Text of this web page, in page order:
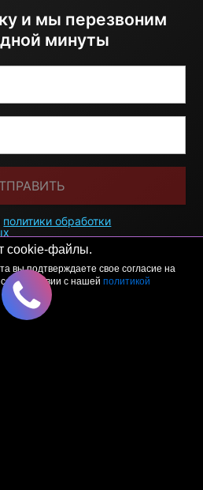
cookie-файлы.
вы подтверждаете свое согласие на
с нашей политикой
и мы перезвоним
минуты
политики обработки